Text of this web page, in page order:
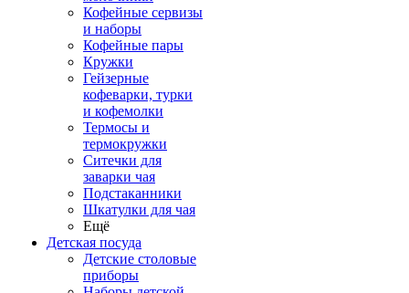
Кофейные сервизы
и наборы
Кофейные пары
Кружки
Гейзерные
кофеварки, турки
и кофемолки
Термосы и
термокружки
Ситечки для
заварки чая
Подстаканники
Шкатулки для чая
Ещё
Детская посуда
Детские столовые
приборы